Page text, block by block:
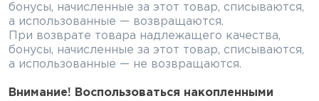
Фонари и ЛЦУ
Туристическое снаряжение
бонусы, начисленные за этот товар, списываются,
а использованные — возвращаются.
При возврате товара надлежащего качества,
бонусы, начисленные за этот товар, списываются,
а использованные — не возвращаются.
Внимание! Воспользоваться накопленными